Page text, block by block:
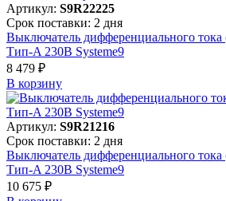
Артикул: S9R22225
Срок поставки: 2 дня
Выключатель дифференциального
Тип-A 230В Systeme9
8 479 ₽
В корзинy
Артикул: S9R21216
Срок поставки: 2 дня
Выключатель дифференциального
Тип-A 230В Systeme9
10 675 ₽